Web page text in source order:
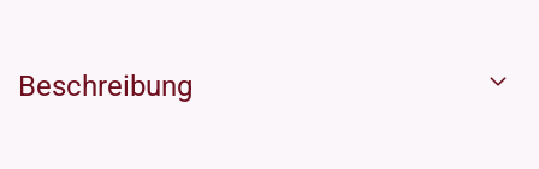
Beschreibung